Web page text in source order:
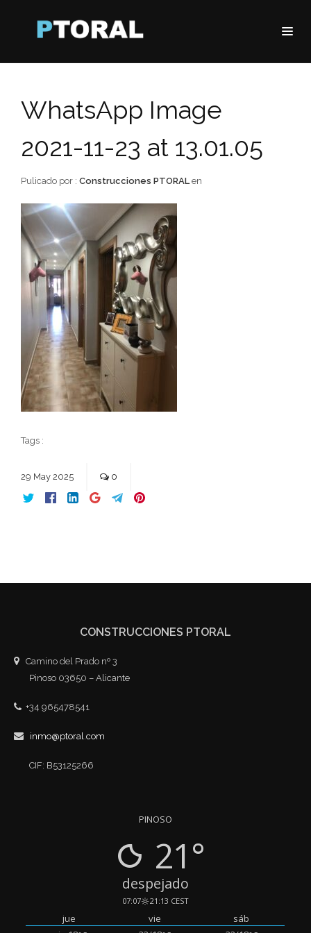
WhatsApp Image
2021-11-23 at 13.01.05
Pulicado por : Construcciones PTORAL en
Tags :
29 May 2025 0
CONSTRUCCIONES PTORAL
Camino del Prado nº 3
Pinoso 03650 – Alicante
+34 965478541
inmo@ptoral.com
CIF: B53125266
PINOSO
21°
despejado
07:07 21:13 CEST
jue vie
sáb